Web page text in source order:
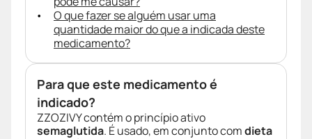
O que fazer se alguém usar uma
quantidade maior do que a indicada deste
medicamento?
Para que este medicamento é
indicado?
ZZOZIVY contém o princípio ativo
semaglutida. É usado, em conjunto comdieta